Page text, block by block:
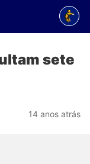
sete
14 anos atrás